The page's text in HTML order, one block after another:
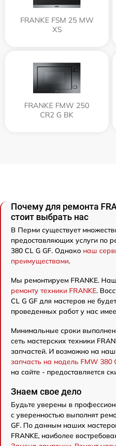
FRANKE FSM 25 MW
XS
FRANKE FMW 250
CR2 G BK
Почему для ремонта
стоит выбрать нас
В Перми существует
предоставляющих услуги по
380 CL G GF. Однако наш
преимуществами.
Мы ремонтируем FRANKE.
ремонту техники FRANKE.
CL G GF для мастеров не
проведенных работ у нас
Минимальные сроки
сеть мастерских техники
запчастей. И возможно на
запчасть на модель FMW 380
на сайте - предоставляется
Знаем свое дело
Будьте уверены в
с уверенностью выполнят
GF. По данным наших
FRANKE, наиболее